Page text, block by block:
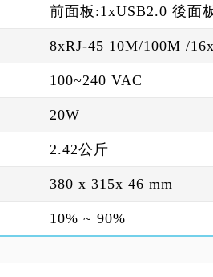
前面板:1xUSB2.0 後面
8xRJ-45 10M/100M /
100~240 VAC
20W
2.42公斤
380 x 315x 46 mm
10% ~ 90%